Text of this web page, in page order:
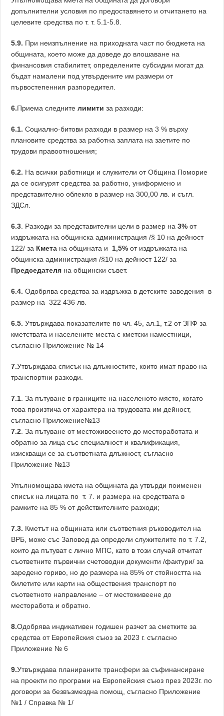
допълнителни условия по предоставянето и отчитането на
целевите средства по т. т. 5.1-5.8.
5.9. При неизпълнение на приходната част по бюджета на
общината, което може да доведе до влошаване на
финансовия стабилитет, определените субсидии могат да
бъдат намалени под утвърдените им размери от
първостепенния разпоредител.
6.Приема следните лимити за разходи:
6.1. Социално-битови разходи в размер на 3 % върху
плановите средства за работна заплата на заетите по
трудови правоотношения;
6.2. На всички работници и служители от Община Поморие
да се осигурят средства за работно, униформено и
представително облекло в размер на 300,00 лв. и съгл.
ЗДСл.
6.3 . Разходи за представителни цели в размер на3%от
издръжката на общинска администрация /§ 10 на дейност
122/ за Кмета на общината и 1,5% от издръжката на
общинска администрация /§10 на дейност 122/ за
Председателя на общински съвет.
6.4. Одобрява средства за издръжка в детските заведения в
размер на 322 436 лв.
6.5.Утвърждава показателите по чл. 45, ал.1, т.2 от ЗПФ за
кметствата и населените места с кметски наместници,
съгласно Приложение № 14
7.Утвърждава списък на длъжностите, които имат право на
транспортни разходи.
7.1 . За пътуване в границите на населеното място, когато
това произтича от характера на трудовата им дейност,
съгласно Приложение№13
7.2 . За пътуване от местоживеенето до местоработата и
обратно за лица със специалност и квалификация,
изискващи се за съответната длъжност, съгласно
Приложение №13
Упълномощава кмета на общината да утвърди поименен
списък на лицата по т. 7. и размера на средствата в
рамките на 85 % от действителните разходи;
7.3. Кметът на общината или съответния ръководител на
ВРБ, може със Заповед да определи служителите по т. 7.2,
които да пътуват с лично МПС, като в този случай отчитат
съответните първични счетоводни документи /фактури/ за
заредено гориво, но до размера на 85% от стойността на
билетите или карти на обществения транспорт по
съответното направление – от местоживеене до
месторабота и обратно.
8.Одобрява индикативен годишен разчет за сметките за
средства от Европейския съюз за 2023 г. съгласно
Приложение № 6
9.Утвърждава планираните трансфери за съфинансиране
на проекти по програми на Европейския съюз през 2023г. по
договори за безвъзмездна помощ, съгласно Приложение
№1 / Справка № 1/